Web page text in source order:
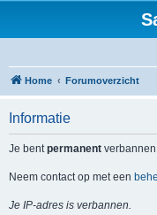
Home Forumoverzicht
Informatie
Je bentpermanent
Neem contact op met een
Je IP-adres is verbannen.